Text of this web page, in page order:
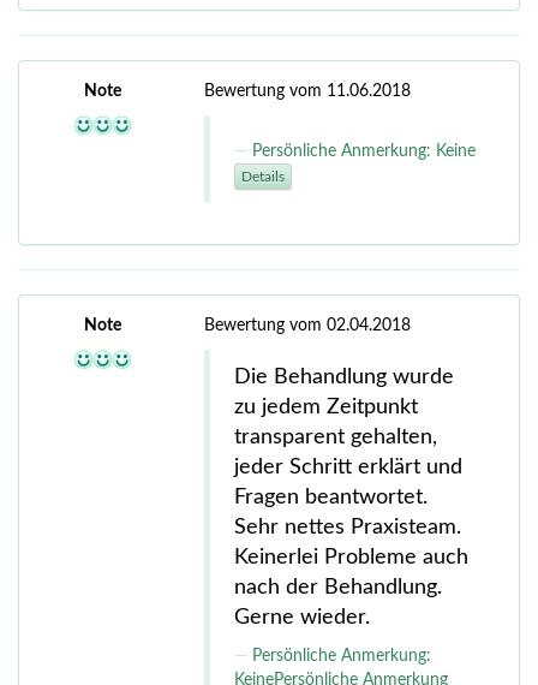
Note Bewertung vom 11.06.2018
Persönliche Anmerkung: Keine
Details
Note Bewertung vom 02.04.2018
Die Behandlung wurde
zu jedem Zeitpunkt
transparent gehalten,
jeder Schritt erklärt und
Fragen beantwortet.
Sehr nettes Praxisteam.
Keinerlei Probleme auch
nach der Behandlung.
Gerne wieder.
Persönliche Anmerkung:
KeinePersönliche Anmerkung